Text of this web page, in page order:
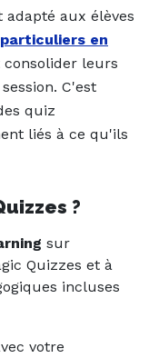
aux élèves
en
leurs
C'est
quiz
liés à ce qu'ils
?
sur
Quizzes et à
incluses
votre